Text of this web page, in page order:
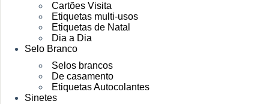
Cartões Visita
Etiquetas multi-usos
Etiquetas de Natal
Dia a Dia
Selo Branco
Selos brancos
De casamento
Etiquetas Autocolantes
Sinetes